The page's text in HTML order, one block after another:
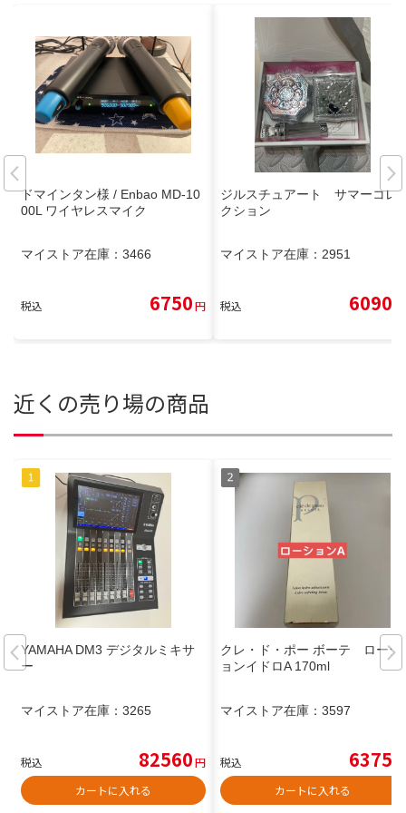
ドマインタン様 / Enbao MD-10
00L ワイヤレスマイク
マイストア在庫： 3466
税込 6750円
ジルスチュアート サマーコレ
クション
マイストア在庫： 2951
税込 6090
近くの売り場の商品
YAMAHA DM3 デジタルミキサ
ー
マイストア在庫： 3265
税込 82560円
カートに入れる
クレ・ド・ポー ボーテ ローシ
ョンイドロA 170ml
マイストア在庫： 3597
税込 6375
カートに入れる